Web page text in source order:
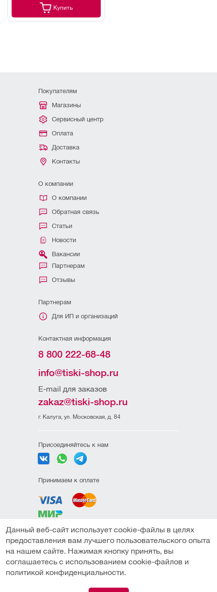
В корзину
Купить
Покупателям
Магазины
Сервисный центр
Оплата
Доставка
Контакты
О компании
О компании
Обратная связь
Статьи
Новости
Вакансии
Партнерам
Отзывы
Партнерам
Для ИП и организаций
Контактная информация
8 800 222-68-48
info@tiski-shop.ru
E-mail для заказов
zakaz@tiski-shop.ru
г. Калуга, ул. Московская, д. 84
Присоединяйтесь к нам
Принимаем к оплате
конфиденциальности
соглашение
Публичная оферта
Данный веб-сайт использует cookie-файлы в целях
предоставления вам лучшего пользовательского опыта
на нашем сайте. Нажимая кнопку принять, вы
соглашаетесь с использованием cookie-файлов и
политикой конфиденциальности.